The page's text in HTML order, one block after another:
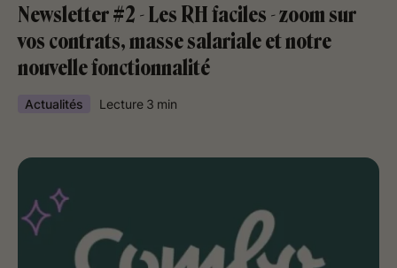
Newsletter #2 - Les RH faciles - zoom sur
vos contrats, masse salariale et notre
nouvelle fonctionnalité
Actualités Lecture 3 min